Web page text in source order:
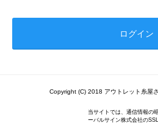
Copyright (C) 2018 アウトレット糸屋
当サイトでは、通信情報の
ーバルサイン株式会社の